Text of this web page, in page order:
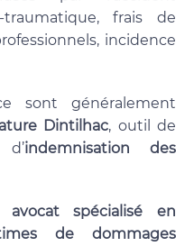
traumatique, frais de
incidence
sont généralement
Dintilhac, outil de
indemnisation des
avocat spécialisé en
de dommages